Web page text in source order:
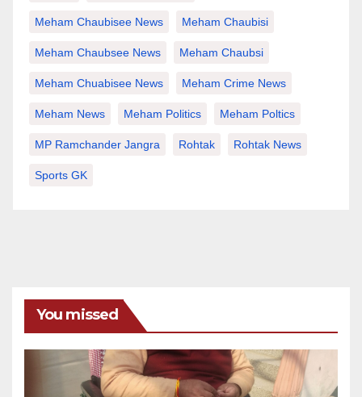
Meham Chaubisee News Meham Chaubisi
Meham Chaubsee News Meham Chaubsi
Meham Chuabisee News Meham Crime News
Meham News Meham Politics Meham Poltics
MP Ramchander Jangra Rohtak Rohtak News
Sports GK
You missed